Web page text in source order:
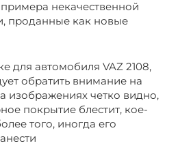
некачественной
проданные как новые
для автомобиля VAZ 2108,
обратить внимание на
изображениях четко видно,
покрытие блестит, кое-
того, иногда его